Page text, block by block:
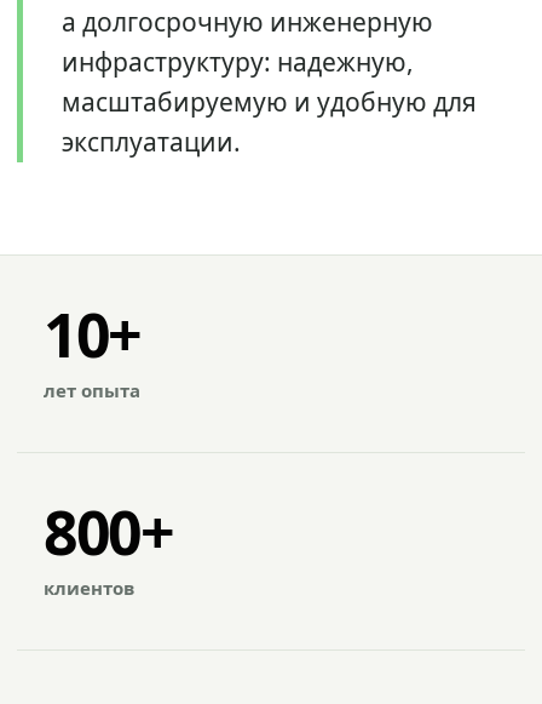
а долгосрочную инженерную
инфраструктуру: надежную,
масштабируемую и удобную для
эксплуатации.
10+
лет опыта
800+
клиентов